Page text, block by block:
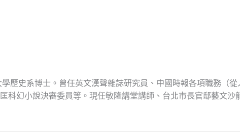
歷史系博士。曾任英文漢聲雜誌研究員、中國時報各項職務（
科幻小說決審委員等。現任敏隆講堂講師、台北市長官邸藝文沙